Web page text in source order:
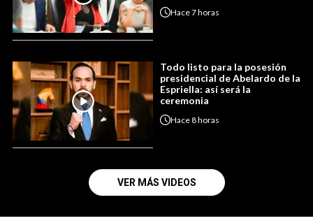
Hace7 horas
Todo listo para la posesión
presidencial de Abelardo de la
Espriella: así será la
ceremonia
Hace8 horas
VER MÁS VIDEOS